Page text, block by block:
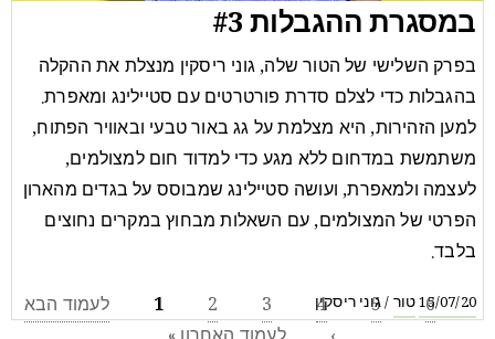
במסגרת ההגבלות #3
בפרק השלישי של הטור שלה, גוני ריסקין מנצלת את ההקלה
בהגבלות כדי לצלם סדרת פורטרטים עם סטיילינג ומאפרת.
למען הזהירות, היא מצלמת על גג באור טבעי ובאוויר הפתוח,
משתמשת במדחום ללא מגע כדי למדוד חום למצולמים,
לעצמה ולמאפרת, ועושה סטיילינג שמבוסס על בגדים מהארון
הפרטי של המצולמים, עם השאלות מבחוץ במקרים נחוצים
בלבד.
15/07/20טור/גוני ריסקין 1 2 3 4 5 6
לעמוד הבא